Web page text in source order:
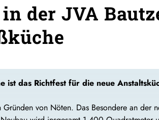
der JVA
das Richtfest für die neue
von Nöten. Das Besondere an